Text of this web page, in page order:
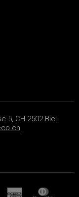
5, CH-2502 Biel-